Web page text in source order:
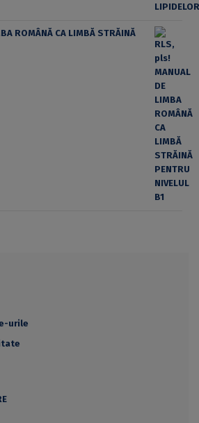
ROMÂNĂ CA LIMBĂ STRĂINĂ
urile